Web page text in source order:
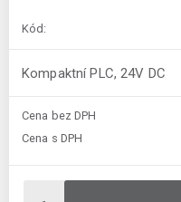
Kód:
Kompaktní PLC, 24V DC
Cena bez DPH
Cena s DPH